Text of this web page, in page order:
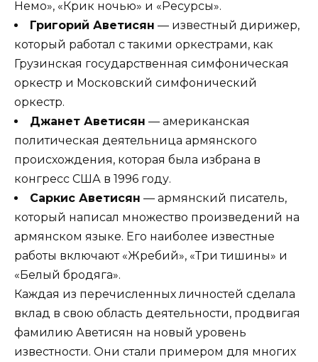
Немо», «Крик ночью» и «Ресурсы».
Григорий Аветисян — известный дирижер,
который работал с такими оркестрами, как
Грузинская государственная симфоническая
оркестр и Московский симфонический
оркестр.
Джанет Аветисян — американская
политическая деятельница армянского
происхождения, которая была избрана в
конгресс США в 1996 году.
Саркис Аветисян — армянский писатель,
который написал множество произведений на
армянском языке. Его наиболее известные
работы включают «Жребий», «Три тишины» и
«Белый бродяга».
Каждая из перечисленных личностей сделала
вклад в свою область деятельности, продвигая
фамилию Аветисян на новый уровень
известности. Они стали примером для многих